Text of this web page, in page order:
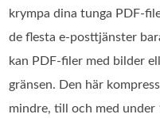
krympa dina tunga
de flesta e‑posttjänster
kan PDF‑filer med bilder
gränsen. Den här
mindre, till och med